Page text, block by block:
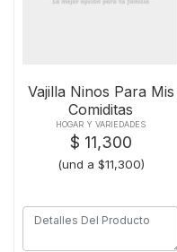
Vajilla Ninos Para Mis
Comiditas
HOGAR Y VARIEDADES
$ 11,300
(und a $11,300)